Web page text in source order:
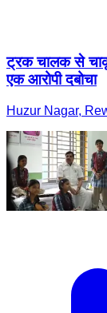
ट्रक चालक से
एक आरोपी दबोचा
Huzur Nagar,